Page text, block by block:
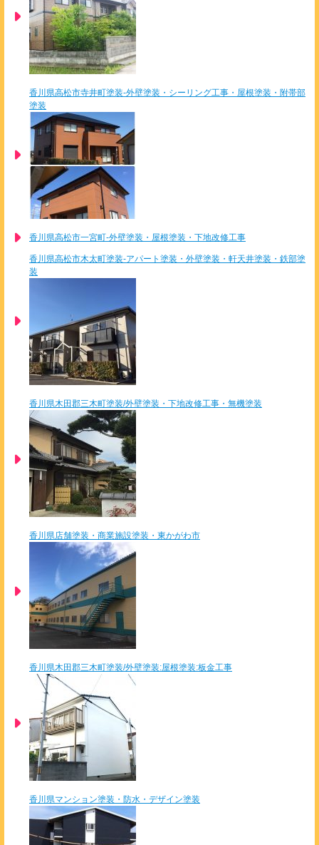
香川県高松市寺井町塗装-外壁塗装・シーリング工事・屋根塗装・附帯部
塗装
香川県高松市一宮町-外壁塗装・屋根塗装・下地改修工事
香川県高松市木太町塗装-アパート塗装・外壁塗装・軒天井塗装・鉄部塗
装
香川県木田郡三木町塗装/外壁塗装・下地改修工事・無機塗装
香川県店舗塗装・商業施設塗装・東かがわ市
香川県木田郡三木町塗装/外壁塗装:屋根塗装:板金工事
香川県マンション塗装・防水・デザイン塗装